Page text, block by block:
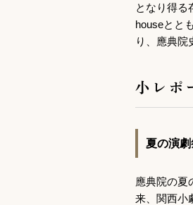
となり得る
houseとと
り、應典院
小レポ
夏の演
應典院の夏
来、関西小